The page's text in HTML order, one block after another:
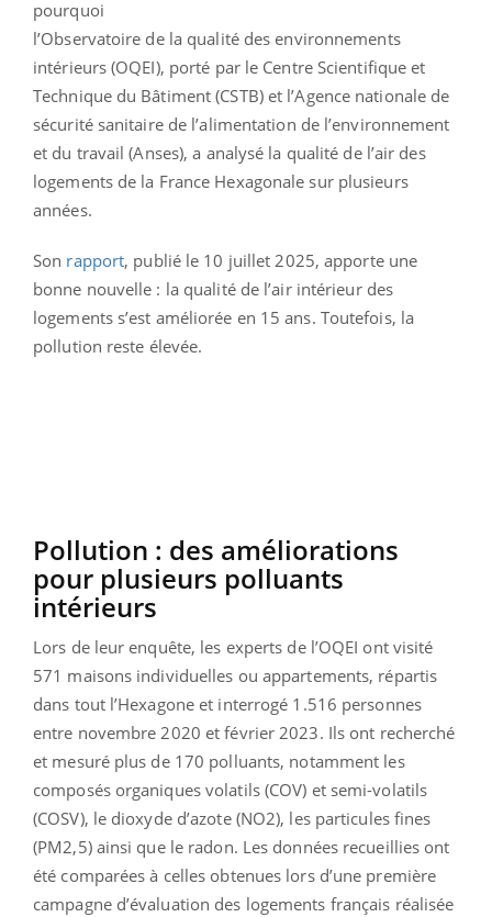
pourquoi
l’Observatoire de la qualité des environnements
intérieurs (OQEI), porté par le Centre Scientifique et
Technique du Bâtiment (CSTB) et l’Agence nationale de
sécurité sanitaire de l’alimentation de l’environnement
et du travail (Anses), a analysé la qualité de l’air des
logements de la France Hexagonale sur plusieurs
années.
Son rapport, publié le 10 juillet 2025, apporte une
bonne nouvelle : la qualité de l’air intérieur des
logements s’est améliorée en 15 ans. Toutefois, la
pollution reste élevée.
Pollution : des améliorations
pour plusieurs polluants
intérieurs
Lors de leur enquête, les experts de l’OQEI ont visité
571 maisons individuelles ou appartements, répartis
dans tout l’Hexagone et interrogé 1.516 personnes
entre novembre 2020 et février 2023. Ils ont recherché
et mesuré plus de 170 polluants, notamment les
composés organiques volatils (COV) et semi-volatils
(COSV), le dioxyde d’azote (NO2), les particules fines
(PM2,5) ainsi que le radon. Les données recueillies ont
été comparées à celles obtenues lors d’une première
campagne d’évaluation des logements français réalisée